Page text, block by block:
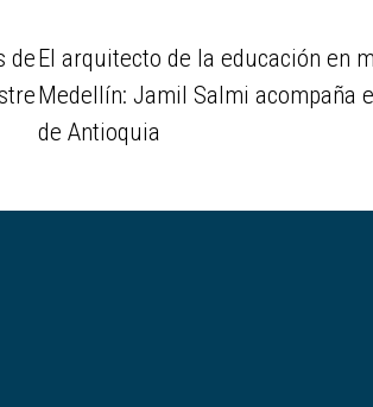
deEl arquitecto de la educación en
Medellín: Jamil Salmi acompaña
de Antioquia